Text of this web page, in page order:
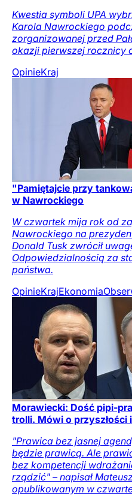
Kwestia symboli UPA
Karola Nawrockiego
zorganizowanej przed
okazji pierwszej rocznicy
OpinieKraj
"Pamiętajcie przy
w Nawrockiego
W czwartek mija rok od
Nawrockiego na
Donald Tusk zwrócił
Odpowiedzialnością za
państwa.
OpinieKrajEkonomia
Morawiecki: Dość pipi-
trolli. Mówi o przyszłości
"Prawica bez jasnej
będzie prawicą. Ale
bez kompetencji
rządzić" – napisał
opublikowanym w